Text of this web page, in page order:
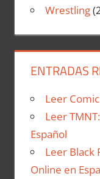
Wrestling
ENTRADAS
Leer
Leer
Español
Leer Black
Online en